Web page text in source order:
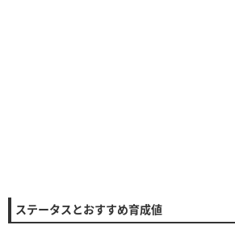
ステータスとおすすめ育成値